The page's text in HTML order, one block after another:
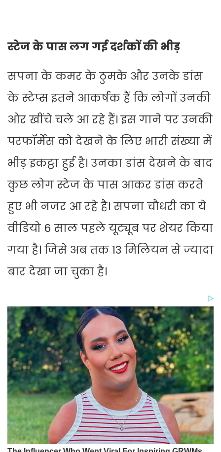
स्टेज के पास लग गई दर्शकों की भीड़
सपना के कमर के ठुमके और उनके डांस
के स्टेप्स इतने आकर्षक हैं कि लोगों उनकी
ओर खींचे चले आ रहे हैं। इस गाने पर उनकी
परफॉर्मेंस को देखने के लिए भारी संख्या में
भीड़ इकट्ठा हुई है। उनका डांस देखने के बाद
कुछ लोग स्टेज के पास आकर डांस करते
हुए भी नजर आ रहे है। सपना चौधरी का ये
वीडियो 6 साल पहले यूट्यूब पर शेयर किया
गया है। जिसे अब तक 13 मिलियन से ज्यादा
बार देखा जा चुका है।